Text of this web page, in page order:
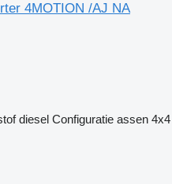
4MOTION /AJ NA
diesel Configuratie assen 4x4